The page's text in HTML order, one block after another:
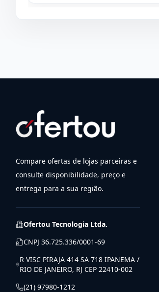
Compare ofertas de lojas parceiras e
consulte disponibilidade, preço e
entrega para a sua região.
Ofertou Tecnologia Ltda.
CNPJ 36.725.336/0001-69
R VISC PIRAJA 414 SA 718 IPANEMA /
RIO DE JANEIRO, RJ CEP 22410-002
(21) 97980-1212